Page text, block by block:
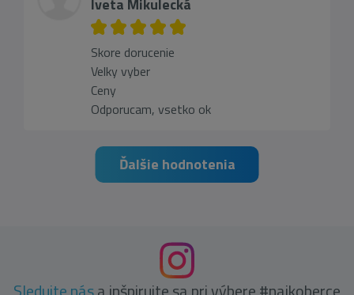
Iveta Mikulecká
Skore dorucenie
Velky vyber
Ceny
Odporucam, vsetko ok
Ďalšie hodnotenia